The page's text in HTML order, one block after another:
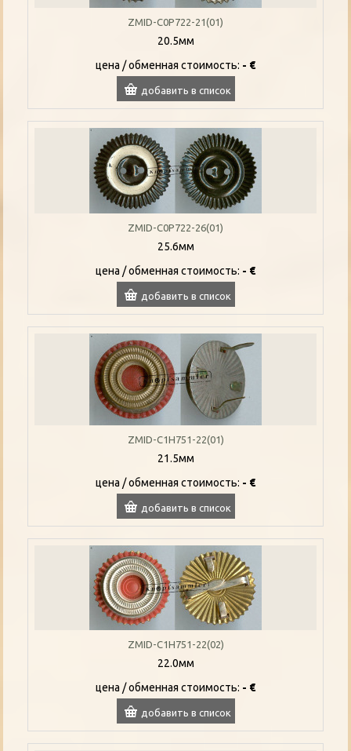
ZMID-C0P722-21(01)
20.5мм
цена / oбменная стоимость: - €
добавить в список
ZMID-C0P722-26(01)
25.6мм
цена / oбменная стоимость: - €
добавить в список
ZMID-C1H751-22(01)
21.5мм
цена / oбменная стоимость: - €
добавить в список
ZMID-C1H751-22(02)
22.0мм
цена / oбменная стоимость: - €
добавить в список